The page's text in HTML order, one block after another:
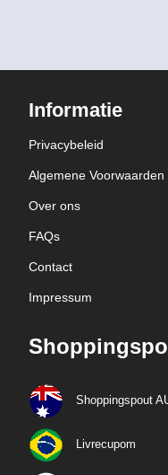
Informatie
Privacybeleid
Algemene Voorwaarden
Over ons
FAQs
Contact
Impressum
Shoppingspout
Livrecupom